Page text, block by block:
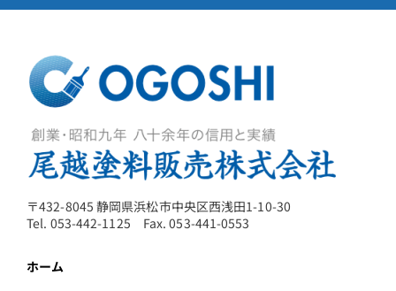
〒432-8045 静岡県浜松市中央区西浅田1-10-30
Tel. 053-442-1125 Fax. 053-441-0553
ホーム